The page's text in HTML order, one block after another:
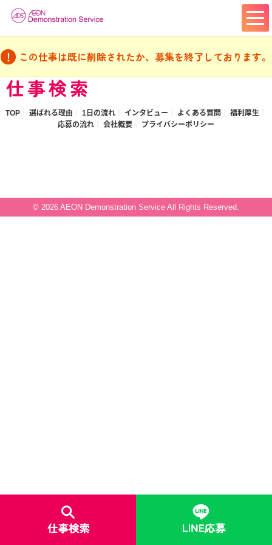
仕事検索
この仕事は既に削除されたか、募集を終了しております。
TOP 選ばれる理由 1日の流れ インタビュー よくある質問
福利厚生
応募の流れ
会社概要 プライバシーポリシー
© 2026 AEON Demonstration Service All Rights Reserved.